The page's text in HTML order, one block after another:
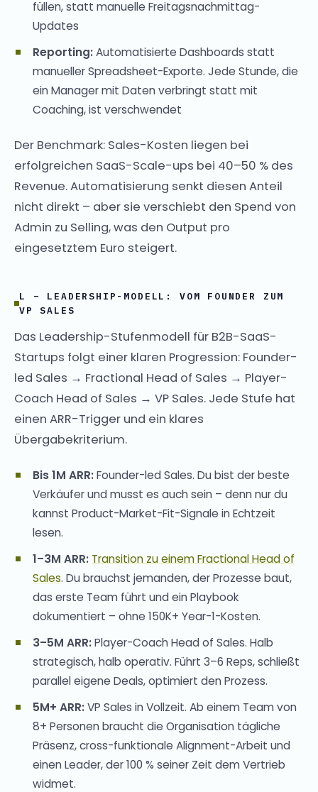
füllen, statt manuelle Freitagsnachmittag-
Updates
Reporting:Automatisierte Dashboards statt
manueller Spreadsheet-Exporte. Jede Stunde, die
ein Manager mit Daten verbringt statt mit
Coaching, ist verschwendet
Der Benchmark: Sales-Kosten liegen bei
erfolgreichen SaaS-Scale-ups bei 40–50 % des
Revenue. Automatisierung senkt diesen Anteil
nicht direkt – aber sie verschiebt den Spend von
Admin zu Selling, was den Output pro
eingesetztem Euro steigert.
L – LEADERSHIP-MODELL: VOM FOUNDER ZUM
VP SALES
Das Leadership-Stufenmodell für B2B-SaaS-
Startups folgt einer klaren Progression: Founder-
led Sales → Fractional Head of Sales → Player-
Coach Head of Sales → VP Sales. Jede Stufe hat
einen ARR-Trigger und ein klares
Übergabekriterium.
Bis 1M ARR:Founder-led Sales. Du bist der beste
Verkäufer und musst es auch sein – denn nur du
kannst Product-Market-Fit-Signale in Echtzeit
lesen.
1–3M ARR: Transition zu einem Fractional Head of
Sales. Du brauchst jemanden, der Prozesse baut,
das erste Team führt und ein Playbook
dokumentiert – ohne 150K+ Year-1-Kosten.
3–5M ARR:Player-Coach Head of Sales. Halb
strategisch, halb operativ. Führt 3–6 Reps, schließt
parallel eigene Deals, optimiert den Prozess.
5M+ ARR:VP Sales in Vollzeit. Ab einem Team von
8+ Personen braucht die Organisation tägliche
Präsenz, cross-funktionale Alignment-Arbeit und
einen Leader, der 100 % seiner Zeit dem Vertrieb
widmet.